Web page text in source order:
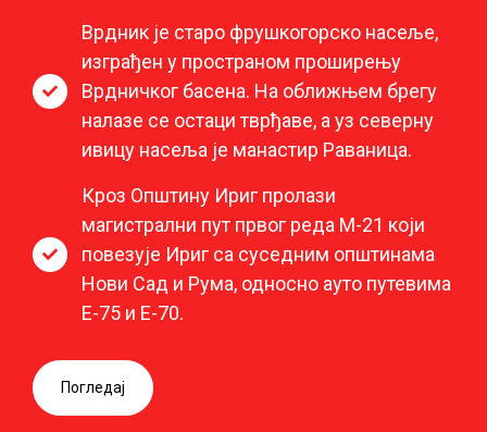
Врдник је старо фрушкогорско насеље,
изграђен у пространом проширењу
Врдничког басена. На оближњем брегу
налазе се остаци тврђаве, а уз северну
ивицу насеља је манастир Раваница.
Кроз Општину Ириг пролази
магистрални пут првог реда М-21 који
повезује Ириг са суседним општинама
Нови Сад и Рума, односно ауто путевима
Е-75 и Е-70.
Погледај